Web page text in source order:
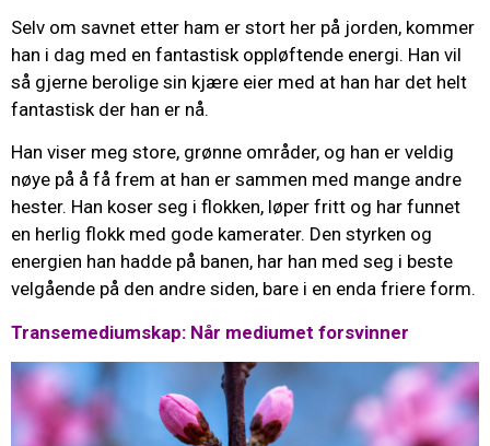
Selv om savnet etter ham er stort her på jorden, kommer
han i dag med en fantastisk oppløftende energi. Han vil
så gjerne berolige sin kjære eier med at han har det helt
fantastisk der han er nå.
Han viser meg store, grønne områder, og han er veldig
nøye på å få frem at han er sammen med mange andre
hester. Han koser seg i flokken, løper fritt og har funnet
en herlig flokk med gode kamerater. Den styrken og
energien han hadde på banen, har han med seg i beste
velgående på den andre siden, bare i en enda friere form.
Transemediumskap: Når mediumet forsvinner